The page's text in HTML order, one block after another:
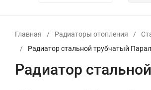
Главная / Радиаторы отопления /
/
Радиатор стальной трубчатый
Радиатор